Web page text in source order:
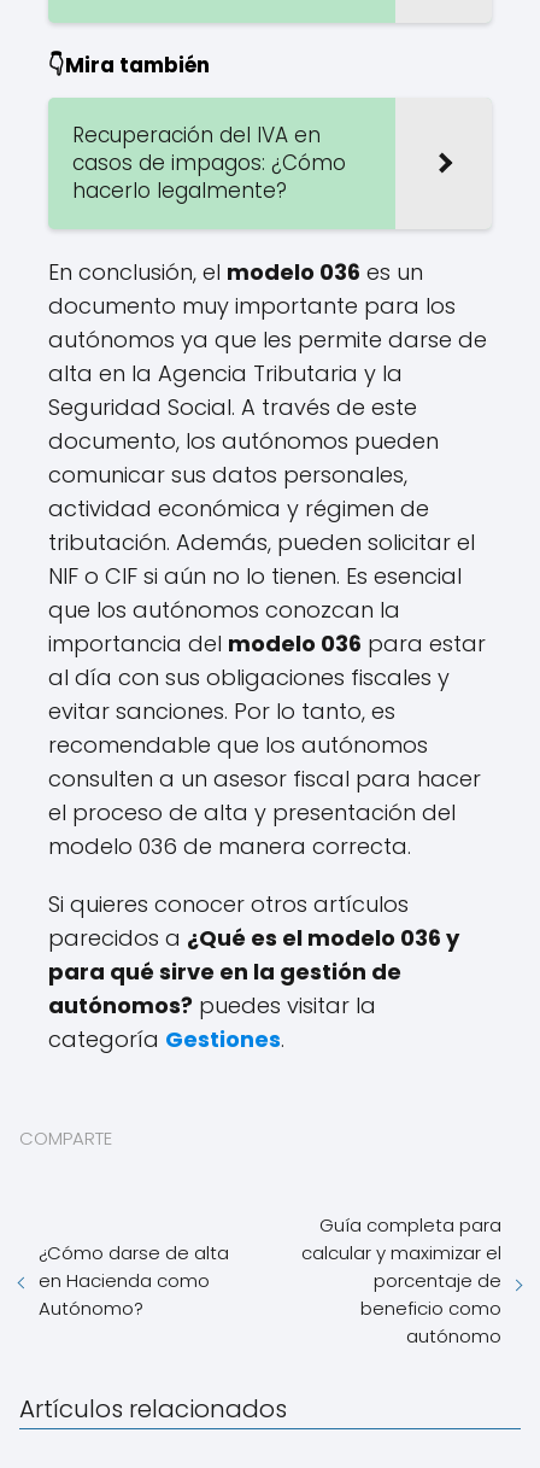
👇Mira también
Recuperación del IVA en
casos de impagos: ¿Cómo
hacerlo legalmente?
En conclusión, el modelo 036 es un
documento muy importante para los
autónomos ya que les permite darse de
alta en la Agencia Tributaria y la
Seguridad Social. A través de este
documento, los autónomos pueden
comunicar sus datos personales,
actividad económica y régimen de
tributación. Además, pueden solicitar el
NIF o CIF si aún no lo tienen. Es esencial
que los autónomos conozcan la
importancia del modelo 036 para estar
al día con sus obligaciones fiscales y
evitar sanciones. Por lo tanto, es
recomendable que los autónomos
consulten a un asesor fiscal para hacer
el proceso de alta y presentación del
modelo 036 de manera correcta.
Si quieres conocer otros artículos
parecidos a ¿Qué es el modelo 036 y
para qué sirve en la gestión de
autónomos? puedes visitar la
categoría Gestiones.
COMPARTE
¿Cómo darse de alta
en Hacienda como
Autónomo?
Guía completa para
calcular y maximizar el
porcentaje de
beneficio como
autónomo
Artículos relacionados